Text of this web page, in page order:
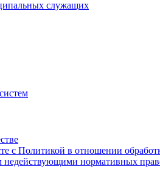
служащих
с Политикой в отношении
недействующими нормативных